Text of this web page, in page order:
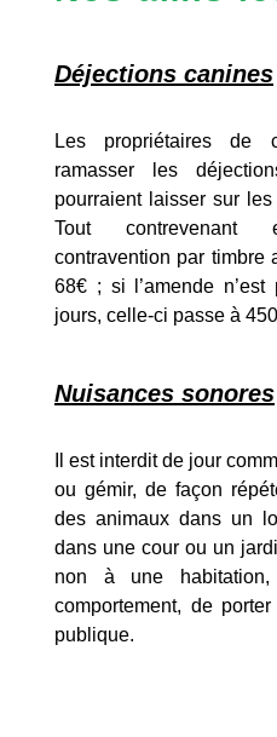
Déjections canines
Les propriétaires de
ramasser les
pourraient laisser sur
Tout contrevenant
contravention par timbre
68€ ; si l’amende
jours, celle-ci passe à
Nuisances sonores
Il est interdit de jour
ou gémir, de façon
des animaux dans un
dans une cour ou un
non à une
comportement, de
publique.